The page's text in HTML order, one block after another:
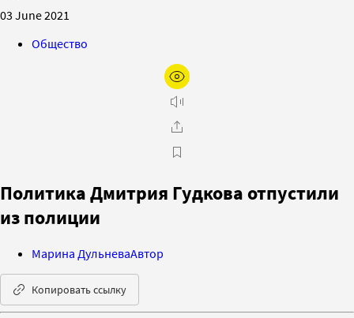
03 June 2021
Общество
Политика Дмитрия Гудкова отпустили
из полиции
Марина ДульневаАвтор
Копировать ссылку